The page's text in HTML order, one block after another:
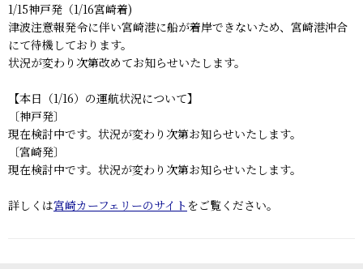
1/15神戸発（1/16宮崎着)
津波注意報発令に伴い宮崎港に船が着岸できないため、宮崎港沖合
にて待機しております。
状況が変わり次第改めてお知らせいたします。
【本日（1/16）の運航状況について】
〔神戸発〕
現在検討中です。状況が変わり次第お知らせいたします。
〔宮崎発〕
現在検討中です。状況が変わり次第お知らせいたします。
詳しくは宮崎カーフェリーのサイト をご覧ください。